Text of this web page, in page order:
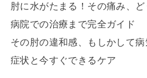
肘に水がたまる！その痛み、
病院での治療まで完全ガイド
その肘の違和感、もしかして
症状と今すぐできるケア